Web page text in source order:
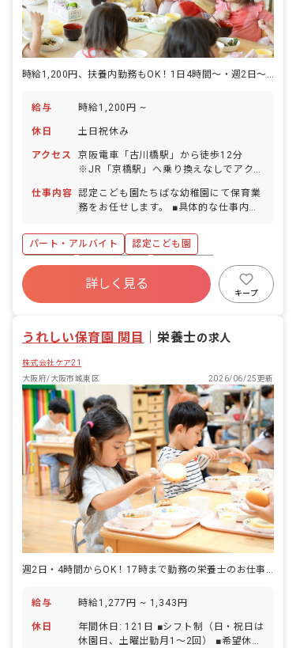
時給1,200円、扶養内勤務もOK！1日4時間～・週2日～から応相談
給与 時給1,200円 ~
休日 土日祝休み
アクセス
京阪電車「古川橋駅」から徒歩12分
※JR「京橋駅」へ乗り換えなしでアクセ
OK（駐車場完備）、マイカー通勤は応
相談。
仕事内容 認定こども園たちばな幼稚園にて保育業
務をお任せします。 ■具体的な仕事内容
パート・アルバイト
認定こども園
研修充実
社会保険完備
土日祝休み
残業少なめ
昇給昇進あり
詳しく見る
キープ
うれしい保育園 関目 ｜栄養士の求人
株式会社ケア21
大阪府/大阪市城東区
2026/06/25更新
週2日・4時間からOK！17時まで勤務の栄養士のお仕事をお任せ
給与 時給1,277円 ~ 1,343円
休日
年間休日: 121日 ■シフト制（日・祝日は
休園日、土曜出勤月1～2回） ■希望休制